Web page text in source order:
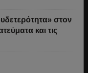
στον
και τις